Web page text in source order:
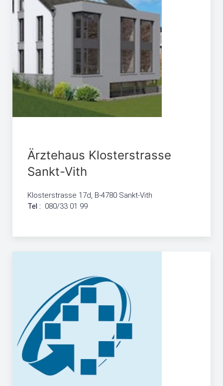
Ärztehaus Klosterstrasse
Sankt-Vith
Klosterstrasse 17d, B-4780 Sankt-Vith
Tel : 080/33 01 99